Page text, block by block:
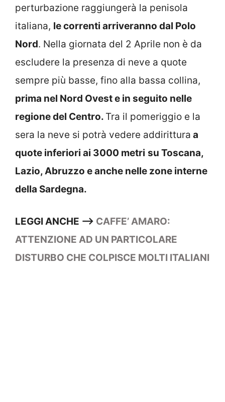
perturbazione raggiungerà la penisola
italiana, le correnti arriveranno dal Polo
Nord. Nella giornata del 2 Aprile non è da
escludere la presenza di neve a quote
sempre più basse, fino alla bassa collina,
prima nel Nord Ovest e in seguito nelle
regione del Centro. Tra il pomeriggio e la
sera la neve si potrà vedere addirittura a
quote inferiori ai 3000 metri su Toscana,
Lazio, Abruzzo e anche nelle zone interne
della Sardegna.
LEGGI ANCHE –> CAFFE’ AMARO:
ATTENZIONE AD UN PARTICOLARE
DISTURBO CHE COLPISCE MOLTI ITALIANI